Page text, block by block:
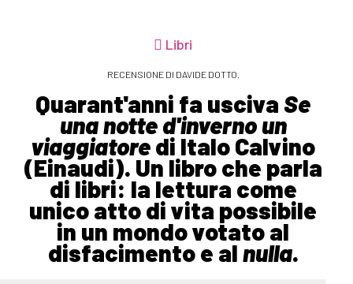
Libri
RECENSIONE DI DAVIDE DOTTO.
Quarant'anni fa uscivaSe
una notte d'inverno un
viaggiatoredi Italo Calvino
(Einaudi). Un libro che parla
di libri: la lettura come
unico atto di vita possibile
in un mondo votato al
disfacimento e alnulla.